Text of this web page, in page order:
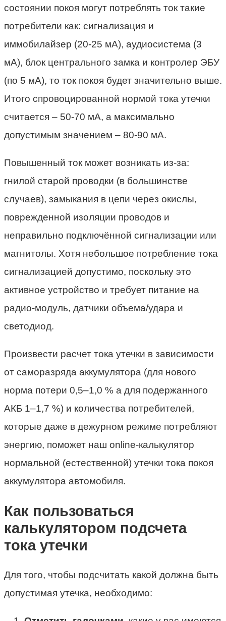
состоянии покоя могут потреблять ток такие
потребители как: сигнализация и
иммобилайзер (20-25 мА), аудиосистема (3
мА), блок центрального замка и контролер ЭБУ
(по 5 мА), то ток покоя будет значительно выше.
Итого спровоцированной нормой тока утечки
считается – 50-70 мА, а максимально
допустимым значением – 80-90 мА.
Повышенный ток может возникать из-за:
гнилой старой проводки (в большинстве
случаев), замыкания в цепи через окислы,
поврежденной изоляции проводов и
неправильно подключённой сигнализации или
магнитолы. Хотя небольшое потребление тока
сигнализацией допустимо, поскольку это
активное устройство и требует питание на
радио-модуль, датчики объема/удара и
светодиод.
Произвести расчет тока утечки в зависимости
от саморазряда аккумулятора (для нового
норма потери 0,5–1,0 % а для подержанного
АКБ 1–1,7 %) и количества потребителей,
которые даже в дежурном режиме потребляют
энергию, поможет наш online-калькулятор
нормальной (естественной) утечки тока покоя
аккумулятора автомобиля.
Как пользоваться
калькулятором подсчета
тока утечки
Для того, чтобы подсчитать какой должна быть
допустимая утечка, необходимо: